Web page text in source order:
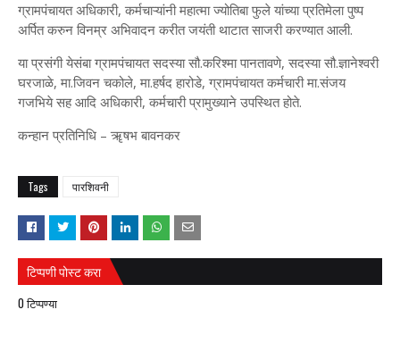
ग्रामपंचायत अधिकारी, कर्मचाऱ्यांनी महात्मा ज्योतिबा फुले यांच्या प्रतिमेला पुष्प
अर्पित करुन विनम्र अभिवादन करीत जयंती थाटात साजरी करण्यात आली.
या प्रसंगी येसंबा ग्रामपंचायत सदस्या सौ.करिश्मा पानतावणे, सदस्या सौ.ज्ञानेश्वरी
घरजाळे, मा.जिवन चकोले, मा.हर्षद हारोडे, ग्रामपंचायत कर्मचारी मा.संजय
गजभिये सह आदि अधिकारी, कर्मचारी प्रामुख्याने उपस्थित होते.
कन्हान प्रतिनिधि – ॠषभ बावनकर
Tags पारशिवनी
टिप्पणी पोस्ट करा
0 टिप्पण्या